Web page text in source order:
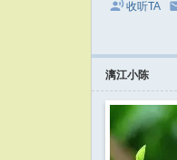
收听TA
漓江小陈